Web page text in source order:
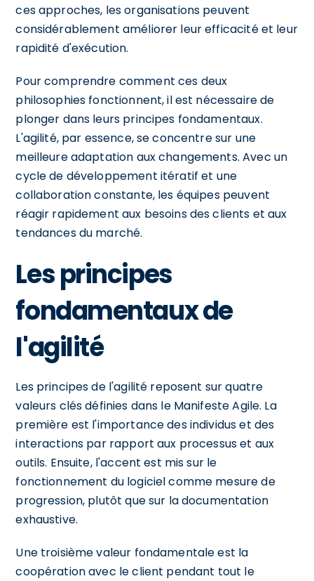
ces approches, les organisations peuvent
considérablement améliorer leur efficacité et leur
rapidité d'exécution.
Pour comprendre comment ces deux
philosophies fonctionnent, il est nécessaire de
plonger dans leurs principes fondamentaux.
L'agilité, par essence, se concentre sur une
meilleure adaptation aux changements. Avec un
cycle de développement itératif et une
collaboration constante, les équipes peuvent
réagir rapidement aux besoins des clients et aux
tendances du marché.
Les principes
fondamentaux de
l'agilité
Les principes de l'agilité reposent sur quatre
valeurs clés définies dans le Manifeste Agile. La
première est l'importance des individus et des
interactions par rapport aux processus et aux
outils. Ensuite, l'accent est mis sur le
fonctionnement du logiciel comme mesure de
progression, plutôt que sur la documentation
exhaustive.
Une troisième valeur fondamentale est la
coopération avec le client pendant tout le